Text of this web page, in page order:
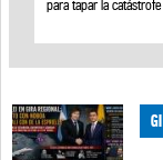
para tapar la